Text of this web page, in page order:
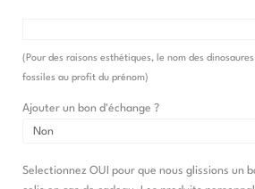
(Pour des raisons esthétiques, le nom des
fossiles au profit du prénom)
Ajouter un bon d'échange ?
Selectionnez OUI pour que nous glissions un